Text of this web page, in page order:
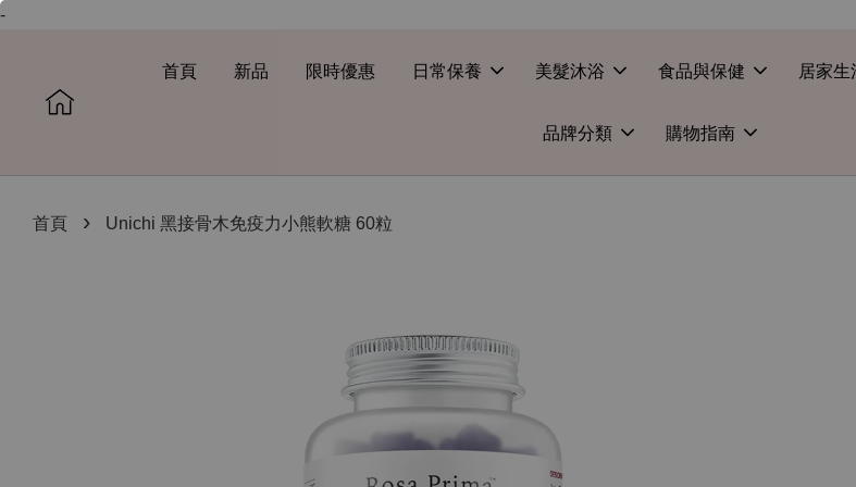
-
首頁 新品 限時優惠 日常保養 美髮沐浴 食品與保健 居家生
品牌分類 購物指南
首頁 › Unichi 黑接骨木免疫力小熊軟糖 60粒